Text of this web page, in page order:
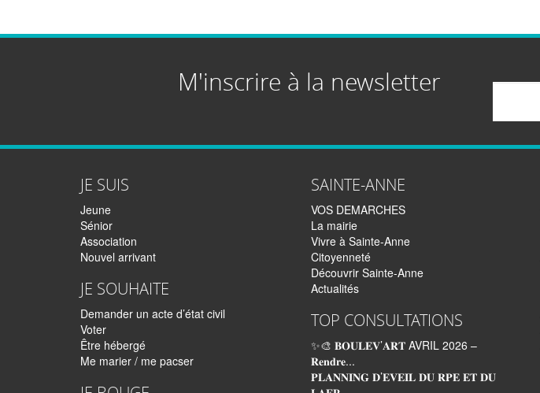
M'inscrire à la newsletter
JE SUIS
Jeune
Sénior
Association
Nouvel arrivant
JE SOUHAITE
Demander un acte d’état civil
Voter
Être hébergé
Me marier / me pacser
SAINTE-ANNE
VOS DEMARCHES
La mairie
Vivre à Sainte-Anne
Citoyenneté
Découvrir Sainte-Anne
Actualités
TOP CONSULTATIONS
✨🎨 𝐁𝐎𝐔𝐋𝐄𝐕’𝐀𝐑𝐓 AVRIL 2026 –
𝐑𝐞𝐧𝐝𝐫𝐞...
𝐏𝐋𝐀𝐍𝐍𝐈𝐍𝐆 𝐃’𝐄𝐕𝐄𝐈𝐋 𝐃𝐔 𝐑𝐏𝐄 𝐄𝐓 𝐃𝐔